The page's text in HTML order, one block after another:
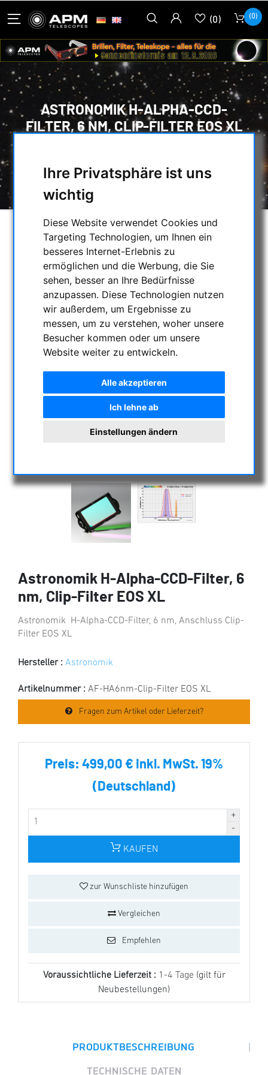
Ihre Privatsphäre ist uns
wichtig
Diese Website verwendet Cookies und
Targeting Technologien, um Ihnen ein
besseres Internet-Erlebnis zu
ermöglichen und die Werbung, die Sie
sehen, besser an Ihre Bedürfnisse
anzupassen. Diese Technologien nutzen
wir außerdem, um Ergebnisse zu
messen, um zu verstehen, woher unsere
Besucher kommen oder um unsere
Website weiter zu entwickeln.
Alle akzeptieren
Ich lehne ab
Einstellungen ändern
(0) (0)
ASTRONOMIK H-ALPHA-CCD-
FILTER, 6 NM, CLIP-FILTER EOS XL
ASTRONOMIK H-ALPHA-CCD-FILTER, 6 NM,
CLIP-FILTER EOS XL
Astronomik H-Alpha-CCD-Filter, 6
nm, Clip-Filter EOS XL
Astronomik H-Alpha-CCD-Filter, 6 nm, Anschluss Clip-
Filter EOS XL
Hersteller : Astronomik
Artikelnummer : AF-HA6nm-Clip-Filter EOS XL
Fragen zum Artikel oder Lieferzeit?
Preis: 499,00 € inkl. MwSt. 19%
(Deutschland)
KAUFEN
zur Wunschliste hinzufügen
Vergleichen
Empfehlen
Voraussichtliche Lieferzeit : 1-4 Tage (gilt für
Neubestellungen)
PRODUKTBESCHREIBUNG |
TECHNISCHE DATEN